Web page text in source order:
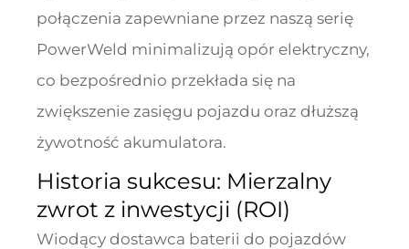
połączenia zapewniane przez naszą serię
PowerWeld minimalizują opór elektryczny,
co bezpośrednio przekłada się na
zwiększenie zasięgu pojazdu oraz dłuższą
żywotność akumulatora.
Historia sukcesu: Mierzalny
zwrot z inwestycji (ROI)
Wiodący dostawca baterii do pojazdów